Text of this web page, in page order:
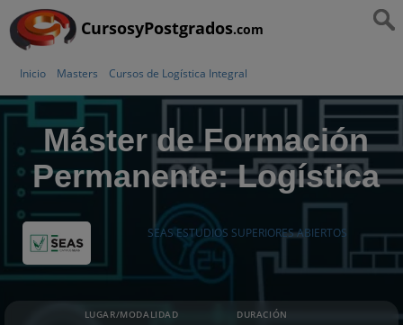
CursosyPostgrados.com
Inicio Masters Cursos de Logística Integral
Máster de Formación
Permanente: Logística
SEAS ESTUDIOS SUPERIORES ABIERTOS
LUGAR/MODALIDAD DURACIÓN